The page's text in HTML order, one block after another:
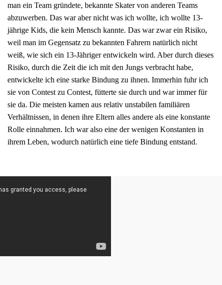
man ein Team gründete, bekannte Skater von anderen Teams
abzuwerben. Das war aber nicht was ich wollte, ich wollte 13-
jährige Kids, die kein Mensch kannte. Das war zwar ein Risiko,
weil man im Gegensatz zu bekannten Fahrern natürlich nicht
weiß, wie sich ein 13-Jähriger entwickeln wird. Aber durch dieses
Risiko, durch die Zeit die ich mit den Jungs verbracht habe,
entwickelte ich eine starke Bindung zu ihnen. Immerhin fuhr ich
sie von Contest zu Contest, fütterte sie durch und war immer für
sie da. Die meisten kamen aus relativ unstabilen familiären
Verhältnissen, in denen ihre Eltern alles andere als eine konstante
Rolle einnahmen. Ich war also eine der wenigen Konstanten in
ihrem Leben, wodurch natürlich eine tiefe Bindung entstand.